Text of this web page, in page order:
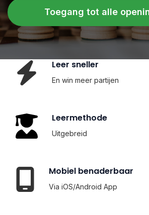
Toegang tot alle
Leer sneller
En win meer partijen
Leermethode
Uitgebreid
Mobiel benaderbaar
Via iOS/Android App